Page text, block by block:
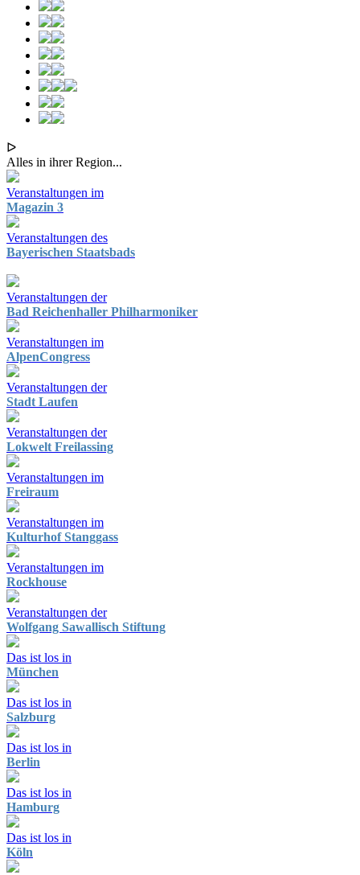
ᐅ
Alles in ihrer Region...
Veranstaltungen im
Magazin 3
Veranstaltungen des
Bayerischen Staatsbads
Veranstaltungen der
Bad Reichenhaller Philharmoniker
Veranstaltungen im
AlpenCongress
Veranstaltungen der
Stadt Laufen
Veranstaltungen der
Lokwelt Freilassing
Veranstaltungen im
Freiraum
Veranstaltungen im
Kulturhof Stanggass
Veranstaltungen im
Rockhouse
Veranstaltungen der
Wolfgang Sawallisch Stiftung
Das ist los in
München
Das ist los in
Salzburg
Das ist los in
Berlin
Das ist los in
Hamburg
Das ist los in
Köln